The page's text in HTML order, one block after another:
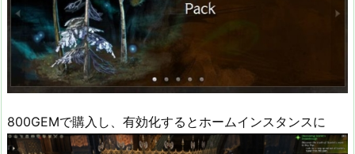
800GEMで購入し、有効化するとホームインスタンスに